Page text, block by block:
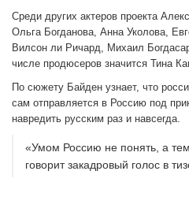
Среди других актеров проекта
Ольга Богданова, Анна Уколова,
Вилсон ли Ричард, Михаил
числе продюсеров значится Тина
По сюжету Байден узнает, что
сам отправляется в Россию под
навредить русским раз и навсегда.
«Умом Россию не понять, а
говорит закадровый голос в